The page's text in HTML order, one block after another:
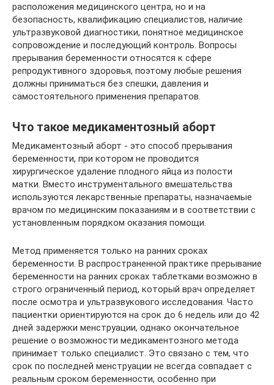
расположения медицинского центра, но и на
безопасность, квалификацию специалистов, наличие
ультразвуковой диагностики, понятное медицинское
сопровождение и последующий контроль. Вопросы
прерывания беременности относятся к сфере
репродуктивного здоровья, поэтому любые решения
должны приниматься без спешки, давления и
самостоятельного применения препаратов.
Что такое медикаментозный аборт
Медикаментозный аборт - это способ прерывания
беременности, при котором не проводится
хирургическое удаление плодного яйца из полости
матки. Вместо инструментального вмешательства
используются лекарственные препараты, назначаемые
врачом по медицинским показаниям и в соответствии с
установленным порядком оказания помощи.
Метод применяется только на ранних сроках
беременности. В распространенной практике прерывание
беременности на ранних сроках таблетками возможно в
строго ограниченный период, который врач определяет
после осмотра и ультразвукового исследования. Часто
пациентки ориентируются на срок до 6 недель или до 42
дней задержки менструации, однако окончательное
решение о возможности медикаментозного метода
принимает только специалист. Это связано с тем, что
срок по последней менструации не всегда совпадает с
реальным сроком беременности, особенно при